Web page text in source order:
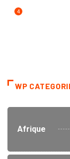
4
WP
Afrique